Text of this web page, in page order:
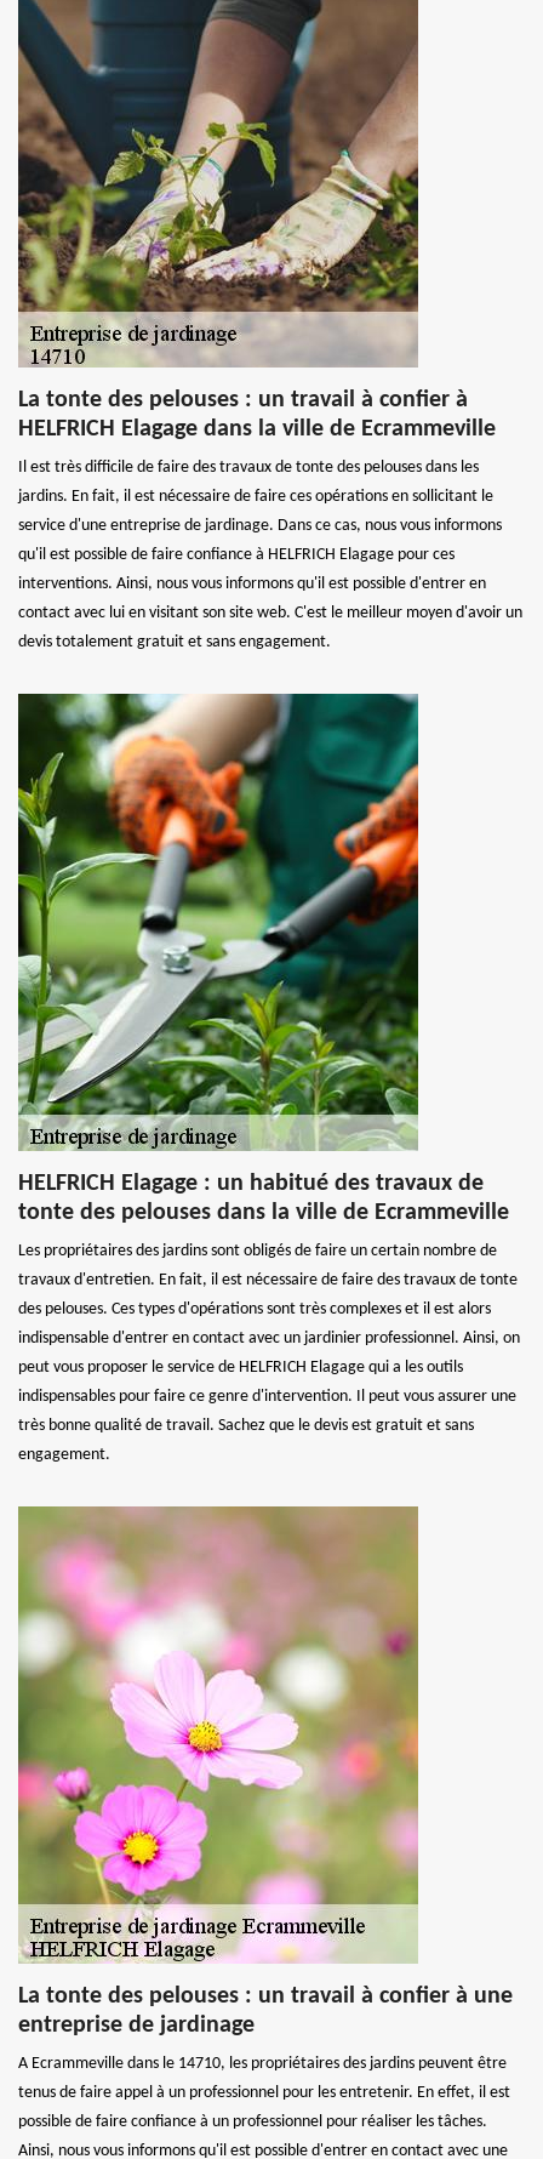
La tonte des pelouses : un travail à confier à
HELFRICH Elagage dans la ville de Ecrammeville
Il est très difficile de faire des travaux de tonte des pelouses dans les
jardins. En fait, il est nécessaire de faire ces opérations en sollicitant le
service d'une entreprise de jardinage. Dans ce cas, nous vous informons
qu'il est possible de faire confiance à HELFRICH Elagage pour ces
interventions. Ainsi, nous vous informons qu'il est possible d'entrer en
contact avec lui en visitant son site web. C'est le meilleur moyen d'avoir un
devis totalement gratuit et sans engagement.
HELFRICH Elagage : un habitué des travaux de
tonte des pelouses dans la ville de Ecrammeville
Les propriétaires des jardins sont obligés de faire un certain nombre de
travaux d'entretien. En fait, il est nécessaire de faire des travaux de tonte
des pelouses. Ces types d'opérations sont très complexes et il est alors
indispensable d'entrer en contact avec un jardinier professionnel. Ainsi, on
peut vous proposer le service de HELFRICH Elagage qui a les outils
indispensables pour faire ce genre d'intervention. Il peut vous assurer une
très bonne qualité de travail. Sachez que le devis est gratuit et sans
engagement.
La tonte des pelouses : un travail à confier à une
entreprise de jardinage
A Ecrammeville dans le 14710, les propriétaires des jardins peuvent être
tenus de faire appel à un professionnel pour les entretenir. En effet, il est
possible de faire confiance à un professionnel pour réaliser les tâches.
Ainsi, nous vous informons qu'il est possible d'entrer en contact avec une